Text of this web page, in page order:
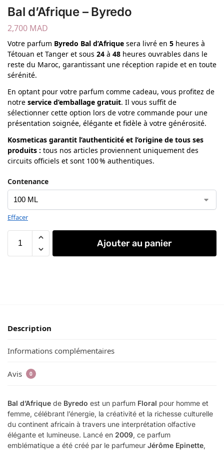
Bal d’Afrique – Byredo
2,700 MAD
Votre parfum Byredo Bal d’Afrique sera livré en 5 heures à
Tétouan et Tanger et sous 24 à 48 heures ouvrables dans le
reste du Maroc, garantissant une réception rapide et en toute
sérénité.
En optant pour votre parfum comme cadeau, vous profitez de
notre service d’emballage gratuit. Il vous suffit de
sélectionner cette option lors de votre commande pour une
présentation soignée, élégante et fidèle à votre générosité.
Kosmeticas garantit l’authenticité et l’origine de tous ses
produits : tous nos articles proviennent uniquement des
circuits officiels et sont 100 % authentiques.
Contenance
Effacer
Ajouter au panier
Description
Informations complémentaires
Avis 0
Bal d’Afrique de Byredo est un parfum Floral pour homme et
femme, célébrant l’énergie, la créativité et la richesse culturelle
du continent africain à travers une interprétation olfactive
élégante et lumineuse. Lancé en 2009, ce parfum
emblématique a été créé par le parfumeur Jérôme Epinette,